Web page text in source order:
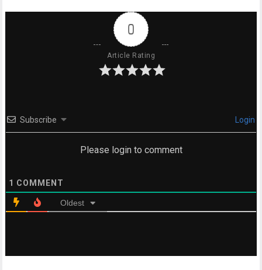
0
Article Rating
Subscribe Login
Please login to comment
1 COMMENT
Oldest